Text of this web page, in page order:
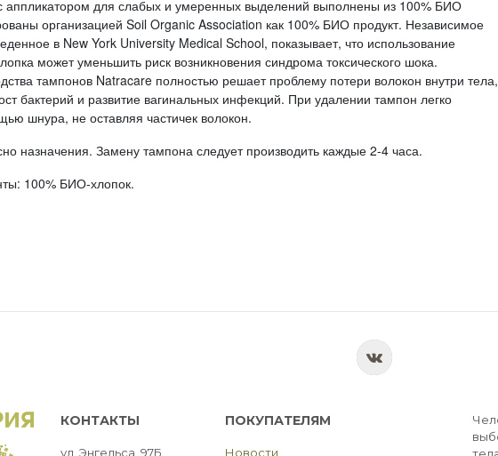
аппликатором для слабых и умеренных выделений выполнены из 100% БИО
организацией Soil Organic Association как 100% БИО продукт. Независимое
в New York University Medical School, показывает, что использование
может уменьшить риск возникновения синдрома токсического шока.
тампонов Natracare полностью решает проблему потери волокон внутри тела,
бактерий и развитие вагинальных инфекций. При удалении тампон легко
шнура, не оставляя частичек волокон.
назначения. Замену тампона следует производить каждые 2-4 часа.
100% БИО-хлопок.
КОНТАКТЫ
ул. Энгельса, 97Б
ПОКУПАТЕЛЯМ
Новости